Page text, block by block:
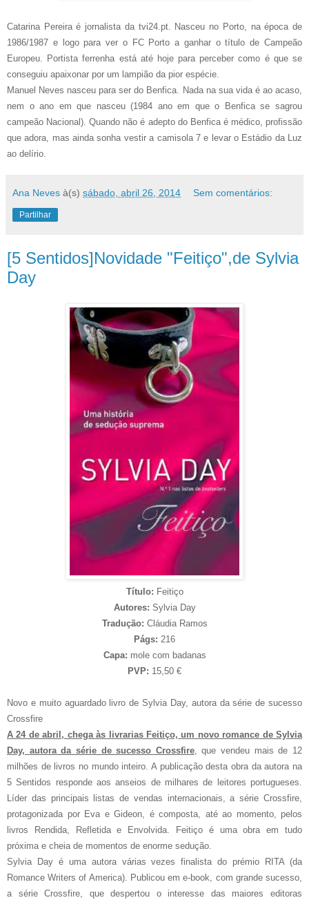
Catarina Pereira é jornalista da tvi24.pt. Nasceu no Porto, na época de
1986/1987 e logo para ver o FC Porto a ganhar o título de Campeão
Europeu. Portista ferrenha está até hoje para perceber como é que se
conseguiu apaixonar por um lampião da pior espécie.
Manuel Neves nasceu para ser do Benfica. Nada na sua vida é ao acaso,
nem o ano em que nasceu (1984 ano em que o Benfica se sagrou
campeão Nacional). Quando não é adepto do Benfica é médico, profissão
que adora, mas ainda sonha vestir a camisola 7 e levar o Estádio da Luz
ao delírio.
Ana Neves à(s) sábado, abril 26, 2014 Sem comentários:
Partilhar
[5 Sentidos]Novidade "Feitiço",de Sylvia
Day
Título: Feitiço
Autores: Sylvia Day
Tradução: Cláudia Ramos
Págs: 216
Capa: mole com badanas
PVP: 15,50 €
Novo e muito aguardado livro de Sylvia Day, autora da série de sucesso
Crossfire
A 24 de abril, chega às livrarias Feitiço, um novo romance de Sylvia
Day, autora da série de sucesso Crossfire, que vendeu mais de 12
milhões de livros no mundo inteiro. A publicação desta obra da autora na
5 Sentidos responde aos anseios de milhares de leitores portugueses.
Líder das principais listas de vendas internacionais, a série Crossfire,
protagonizada por Eva e Gideon, é composta, até ao momento, pelos
livros Rendida, Refletida e Envolvida. Feitiço é uma obra em tudo
próxima e cheia de momentos de enorme sedução.
Sylvia Day é uma autora várias vezes finalista do prémio RITA (da
Romance Writers of America). Publicou em e-book, com grande sucesso,
a série Crossfire, que despertou o interesse das maiores editoras